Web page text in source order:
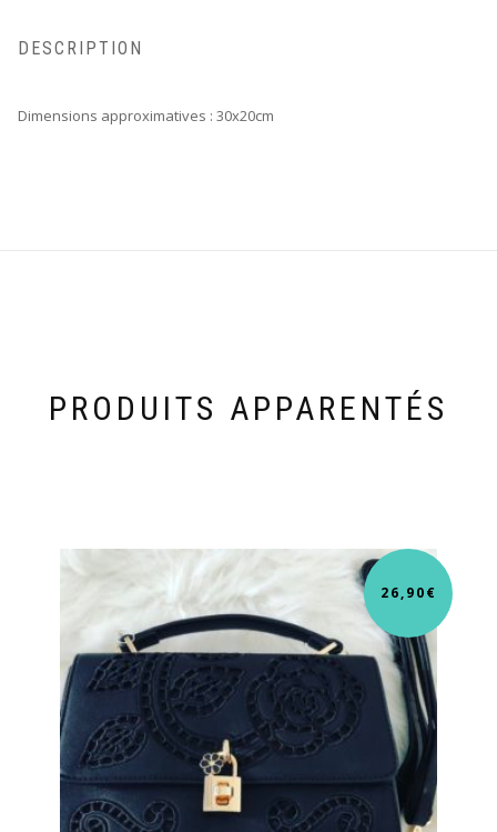
DESCRIPTION
Dimensions approximatives : 30x20cm
PRODUITS APPARENTÉS
26,90€